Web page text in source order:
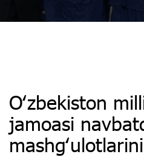
Oʻzbekiston
jamoasi